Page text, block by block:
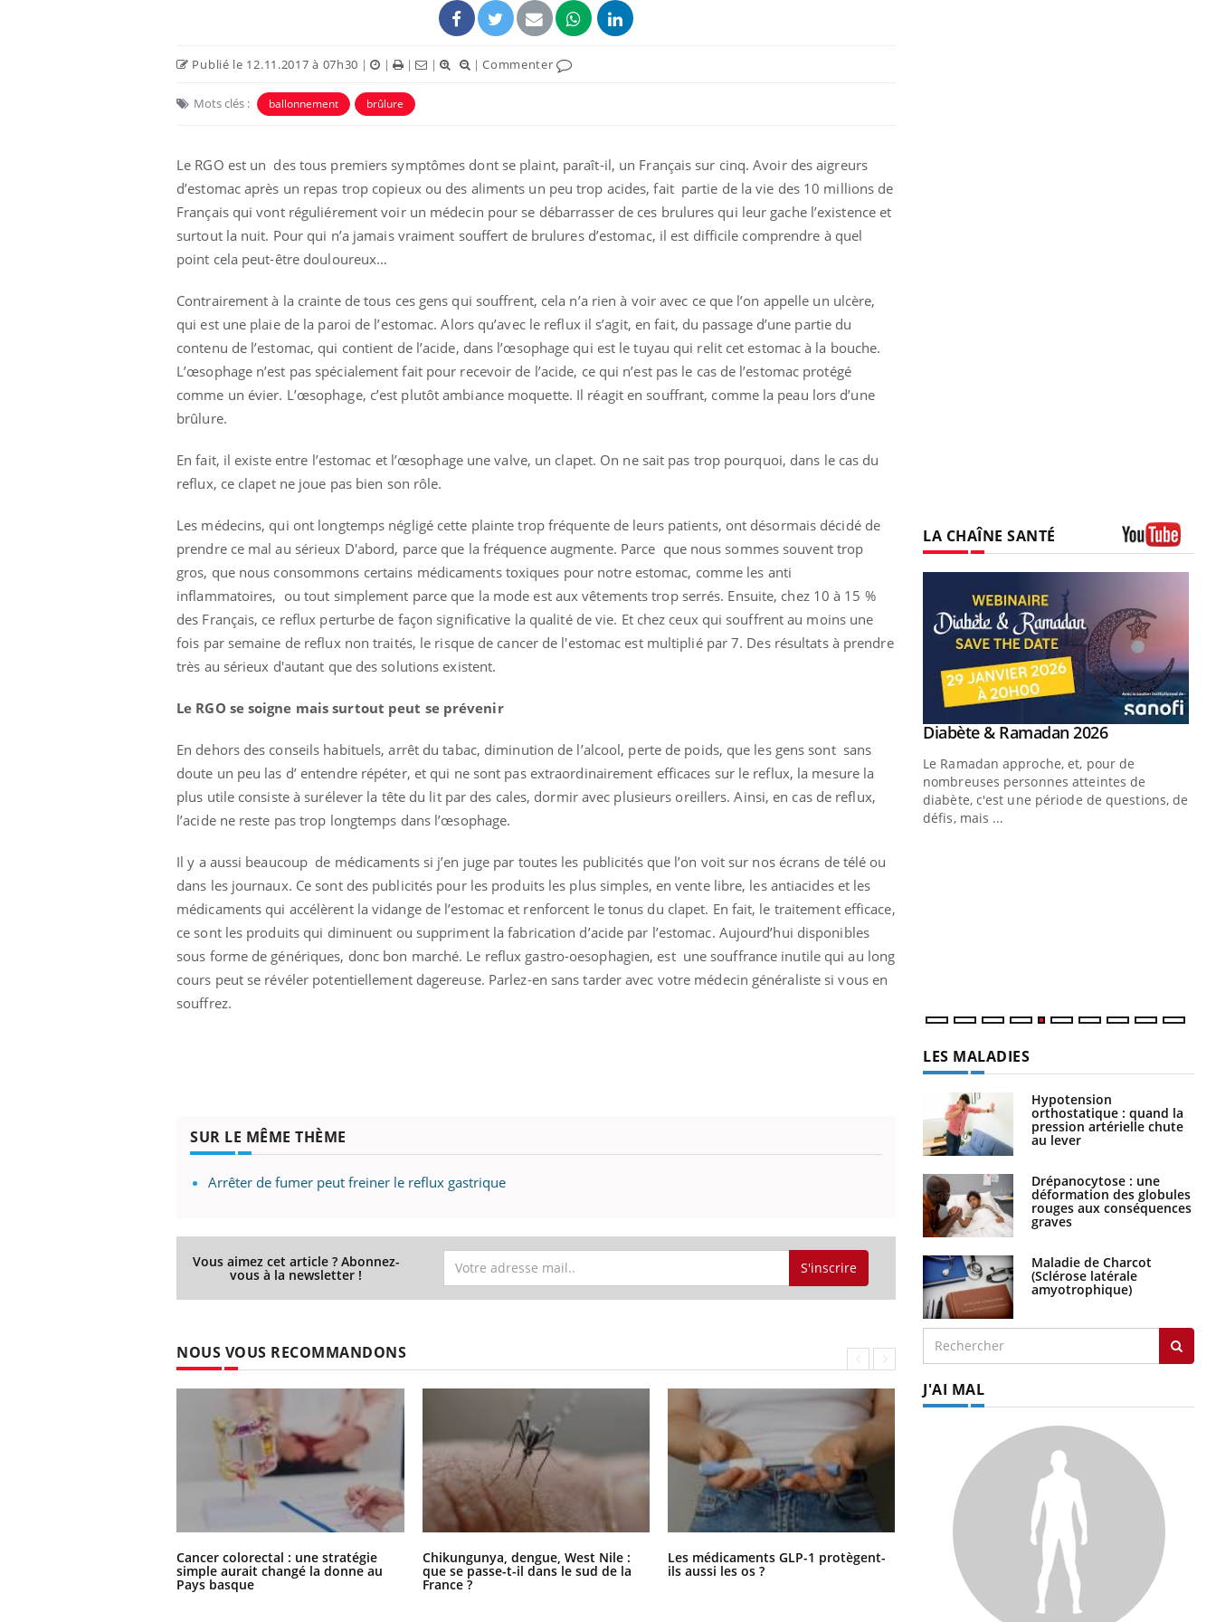
Publié le 12.11.2017 à 07h30 | | | | |Commenter
Mots clés : ballonnement brûlure
Le RGO est un des tous premiers symptômes dont se plaint, paraît-il, un Français sur cinq. Avoir des aigreurs
d’estomac après un repas trop copieux ou des aliments un peu trop acides, fait partie de la vie des 10 millions de
Français qui vont réguliérement voir un médecin pour se débarrasser de ces brulures qui leur gache l’existence et
surtout la nuit. Pour qui n’a jamais vraiment souffert de brulures d’estomac, il est difficile comprendre à quel
point cela peut-être douloureux…
Contrairement à la crainte de tous ces gens qui souffrent, cela n’a rien à voir avec ce que l’on appelle un ulcère,
qui est une plaie de la paroi de l’estomac. Alors qu’avec le reflux il s’agit, en fait, du passage d’une partie du
contenu de l’estomac, qui contient de l’acide, dans l’œsophage qui est le tuyau qui relit cet estomac à la bouche.
L’œsophage n’est pas spécialement fait pour recevoir de l’acide, ce qui n’est pas le cas de l’estomac protégé
comme un évier. L’œsophage, c’est plutôt ambiance moquette. Il réagit en souffrant, comme la peau lors d’une
brûlure.
En fait, il existe entre l’estomac et l’œsophage une valve, un clapet. On ne sait pas trop pourquoi, dans le cas du
reflux, ce clapet ne joue pas bien son rôle.
Les médecins, qui ont longtemps négligé cette plainte trop fréquente de leurs patients, ont désormais décidé de
prendre ce mal au sérieux D'abord, parce que la fréquence augmente. Parce que nous sommes souvent trop
gros, que nous consommons certains médicaments toxiques pour notre estomac, comme les anti
inflammatoires, ou tout simplement parce que la mode est aux vêtements trop serrés. Ensuite, chez 10 à 15 %
des Français, ce reflux perturbe de façon significative la qualité de vie. Et chez ceux qui souffrent au moins une
fois par semaine de reflux non traités, le risque de cancer de l'estomac est multiplié par 7. Des résultats à prendre
très au sérieux d'autant que des solutions existent.
Le RGO se soigne mais surtout peut se prévenir
En dehors des conseils habituels, arrêt du tabac, diminution de l’alcool, perte de poids, que les gens sont sans
doute un peu las d’ entendre répéter, et qui ne sont pas extraordinairement efficaces sur le reflux, la mesure la
plus utile consiste à surélever la tête du lit par des cales, dormir avec plusieurs oreillers. Ainsi, en cas de reflux,
l’acide ne reste pas trop longtemps dans l’œsophage.
Il y a aussi beaucoup de médicaments si j’en juge par toutes les publicités que l’on voit sur nos écrans de télé ou
dans les journaux. Ce sont des publicités pour les produits les plus simples, en vente libre, les antiacides et les
médicaments qui accélèrent la vidange de l’estomac et renforcent le tonus du clapet. En fait, le traitement efficace,
ce sont les produits qui diminuent ou suppriment la fabrication d’acide par l’estomac. Aujourd’hui disponibles
sous forme de génériques, donc bon marché. Le reflux gastro-oesophagien, est une souffrance inutile qui au long
cours peut se révéler potentiellement dagereuse. Parlez-en sans tarder avec votre médecin généraliste si vous en
souffrez.
SUR LE MÊME THÈME
Arrêter de fumer peut freiner le reflux gastrique
Vous aimez cet article ? Abonnez-
vous à la newsletter ! S'inscrire
NOUS VOUS RECOMMANDONS
Cancer colorectal : une stratégie
simple aurait changé la donne au
Pays basque
Chikungunya, dengue, West Nile :
que se passe-t-il dans le sud de la
France ?
Les médicaments GLP-1 protègent-
ils aussi les os ?
Cytomégalovirus : ce qui change
dans la prise en charge des femmes
enceintes
LA CHAÎNE SANTÉ
Youtube
Fatigue, irritabilité, brouillard mental ou
même alopécie… Les symptômes de la
carence en fer sont multiples ce qui la rend
osait en parler??Youtube
En 2026, l'insuline dans le diabète de type 2
reste entourée d'idées reçues chez les
patients comme parfois chez les soignants.
préparer pour l’été !Youtube
L'été arrive… et avec lui, un tout nouveau
rythme de vie ! Vacances, plage, piscine,
Youtube
Diabète & Ramadan 2026Youtube
Le Ramadan approche, et, pour de
nombreuses personnes atteintes de
diabète, c'est une période de questions, de
défis, mais ...
LES MALADIES
Hypotension
orthostatique : quand la
pression artérielle chute
au lever
Drépanocytose : une
déformation des globules
rouges aux conséquences
graves
Maladie de Charcot
(Sclérose latérale
amyotrophique)
J'AI MAL